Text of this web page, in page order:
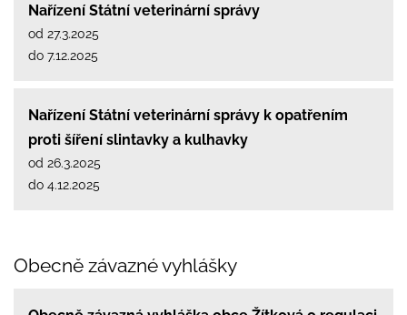
Nařízení Státní veterinární správy
od 27.3.2025
do 7.12.2025
Nařízení Státní veterinární správy k opatřením
proti šíření slintavky a kulhavky
od 26.3.2025
do 4.12.2025
Obecně závazné vyhlášky